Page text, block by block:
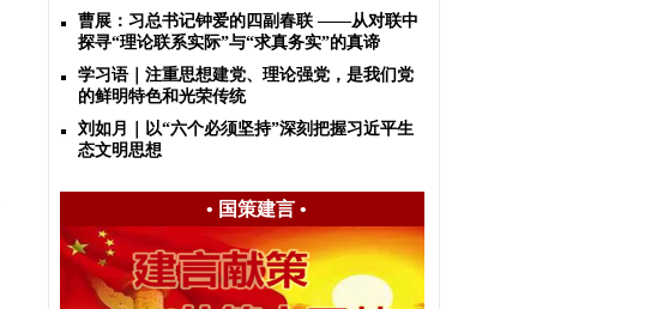
曹展：习总书记钟爱的四副春联 ——从对联中
探寻“理论联系实际”与“求真务实”的真谛
学习语｜注重思想建党、理论强党，是我们党
的鲜明特色和光荣传统
刘如月｜以“六个必须坚持”深刻把握习近平生
态文明思想
• 国策建言•